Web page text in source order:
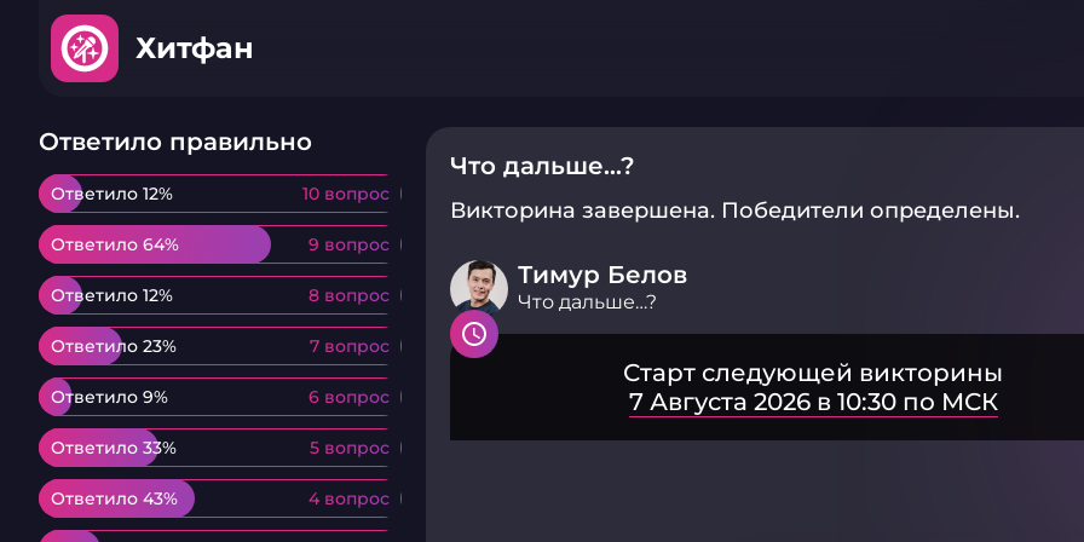
Хитфан
Ответило правильно
Ответило 12% 10 вопрос
Ответило 12% 10 вопрос
Ответило 64% 9 вопрос
Ответило 64% 9 вопрос
Ответило 12% 8 вопрос
Ответило 12% 8 вопрос
Ответило 23% 7 вопрос
Ответило 23% 7 вопрос
Ответило 9% 6 вопрос
Ответило 9% 6 вопрос
Ответило 33% 5 вопрос
Ответило 33% 5 вопрос
Ответило 43% 4 вопрос
Ответило 43% 4 вопрос
Что дальше…?
Викторина завершена. Победители определены.
Тимур Белов
Что дальше…?
Старт следующей викторины
7 Августа 2026 в 10:30 по МСК